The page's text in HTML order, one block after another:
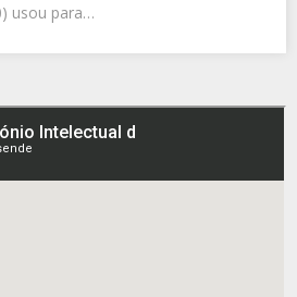
usou para…